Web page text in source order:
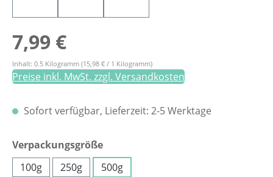
Regulärer Preis:
7,99 €
Inhalt: 0.5 Kilogramm (15,98 € / 1 Kilogramm)
Preise inkl. MwSt. zzgl. Versandkosten
Sofort verfügbar, Lieferzeit: 2-5 Werktage
Verpackungsgrößeauswählen
100g
250g 500g